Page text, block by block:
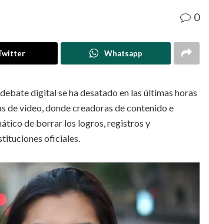
0
Whatsapp
digital se ha desatado en las últimas horas
de video, donde creadoras de contenido e
de borrar los logros, registros y
oficiales.